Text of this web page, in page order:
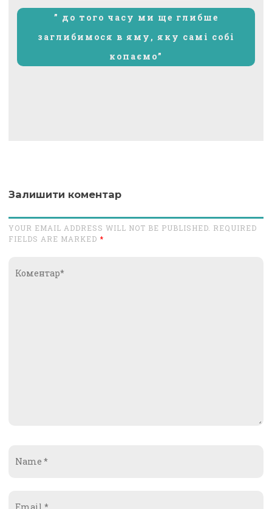
запис:
” до того часу ми ще глибше
заглибимося в яму, яку самі собі
копаємо”
Залишити коментар
YOUR EMAIL ADDRESS WILL NOT BE PUBLISHED. REQUIRED
FIELDS ARE MARKED *